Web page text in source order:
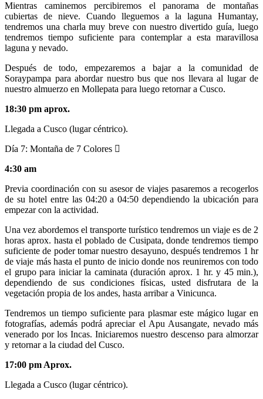
Mientras caminemos percibiremos el panorama de montañas
cubiertas de nieve. Cuando lleguemos a la laguna Humantay,
tendremos una charla muy breve con nuestro divertido guía, luego
tendremos tiempo suficiente para contemplar a esta maravillosa
laguna y nevado.
Después de todo, empezaremos a bajar a la comunidad de
Soraypampa para abordar nuestro bus que nos llevara al lugar de
nuestro almuerzo en Mollepata para luego retornar a Cusco.
18:30 pm aprox.
Llegada a Cusco (lugar céntrico).
Día 7: Montaña de 7 Colores
4:30 am
Previa coordinación con su asesor de viajes pasaremos a recogerlos
de su hotel entre las 04:20 a 04:50 dependiendo la ubicación para
empezar con la actividad.
Una vez abordemos el transporte turístico tendremos un viaje es de 2
horas aprox. hasta el poblado de Cusipata, donde tendremos tiempo
suficiente de poder tomar nuestro desayuno, después tendremos 1 hr
de viaje más hasta el punto de inicio donde nos reuniremos con todo
el grupo para iniciar la caminata (duración aprox. 1 hr. y 45 min.),
dependiendo de sus condiciones físicas, usted disfrutara de la
vegetación propia de los andes, hasta arribar a Vinicunca.
Tendremos un tiempo suficiente para plasmar este mágico lugar en
fotografías, además podrá apreciar el Apu Ausangate, nevado más
venerado por los Incas. Iniciaremos nuestro descenso para almorzar
y retornar a la ciudad del Cusco.
17:00 pm Aprox.
Llegada a Cusco (lugar céntrico).